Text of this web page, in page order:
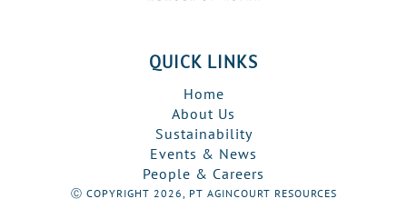
QUICK LINKS
Home
About Us
Sustainability
Events & News
People & Careers
Ⓒ COPYRIGHT 2026, PT AGINCOURT RESOURCES